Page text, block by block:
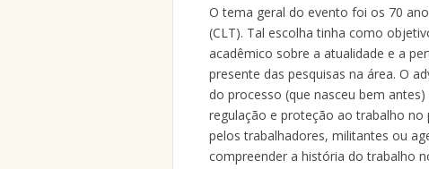
O tema geral do evento foi os 70
(CLT). Tal escolha tinha como
acadêmico sobre a atualidade e a
presente das pesquisas na área. O
do processo (que nasceu bem
regulação e proteção ao trabalho no
pelos trabalhadores, militantes ou
compreender a história do trabalho